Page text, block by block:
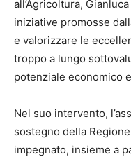
all’Agricoltura,
iniziative promosse
e valorizzare le
troppo a lungo
potenziale economico
Nel suo intervento,
sostegno della
impegnato, insieme a